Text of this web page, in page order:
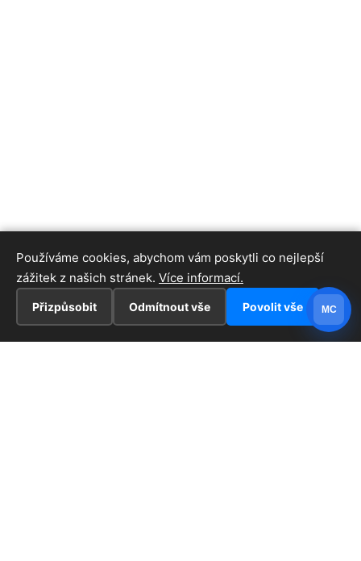
Používáme cookies, abychom vám poskytli co nejlepší
zážitek z našich stránek. Více informací.
Přizpůsobit Odmítnout vše Povolit vše MC